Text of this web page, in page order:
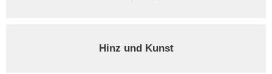
Hinz und Kunst